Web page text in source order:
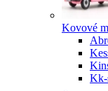
Kovové
Kk-